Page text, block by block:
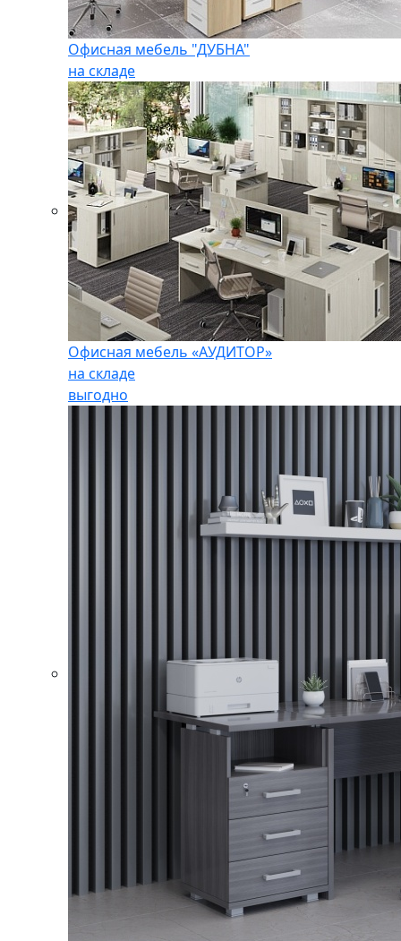
Офисная мебель "ДУБНА"
на складе
Офисная мебель «АУДИТОР»
на складе
выгодно